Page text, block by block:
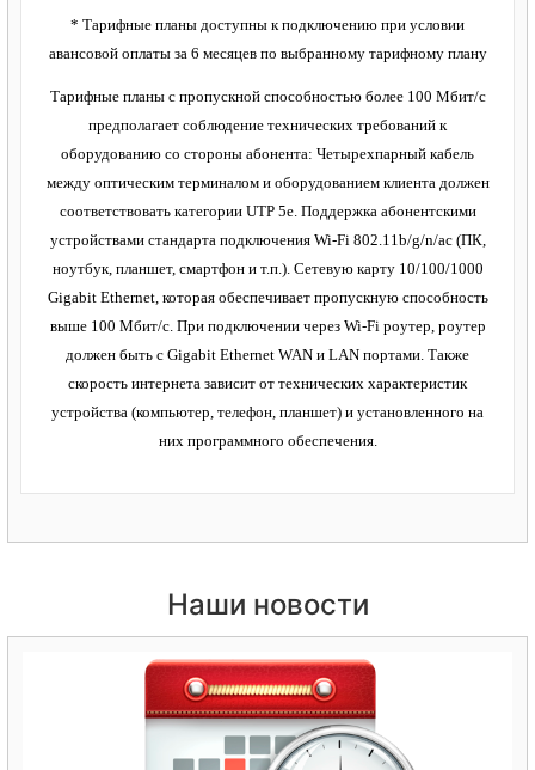
* Тарифные планы доступны к подключению при условии
авансовой оплаты за 6 месяцев по выбранному тарифному плану
Тарифные планы с пропускной способностью более 100 Мбит/с
предполагает соблюдение технических требований к
оборудованию со стороны абонента: Четырехпарный кабель
между оптическим терминалом и оборудованием клиента должен
соответствовать категории UTP 5e. Поддержка абонентскими
устройствами стандарта подключения Wi-Fi 802.11b/g/n/ac (ПК,
ноутбук, планшет, смартфон и т.п.). Сетевую карту 10/100/1000
Gigabit Ethernet, которая обеспечивает пропускную способность
выше 100 Мбит/с. При подключении через Wi-Fi роутер, роутер
должен быть с Gigabit Ethernet WAN и LAN портами. Также
скорость интернета зависит от технических характеристик
устройства (компьютер, телефон, планшет) и установленного на
них программного обеспечения.
Наши новости